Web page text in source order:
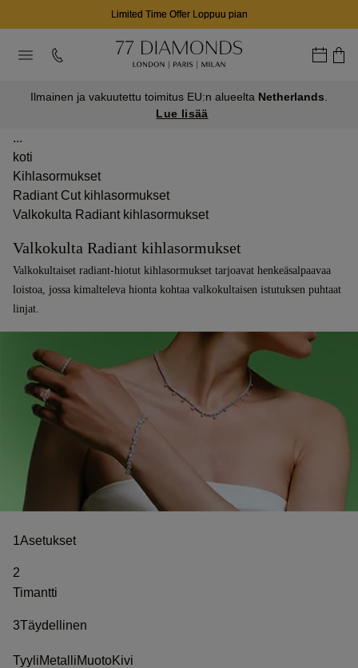
02 D 23 H 10 M
Ilmainen ja vakuutettu toimitus EU:n alueelta Netherlands
Lue lisää
...
koti
Kihlasormukset
Radiant Cut kihlasormukset
Valkokulta Radiant kihlasormukset
Valkokulta Radiant kihlasormukset
Valkokultaiset radiant-hiotut kihlasormukset tarjoavat henkeäsalpaavaa
loistoa, jossa kimalteleva hionta kohtaa valkokultaisen istutuksen puhtaat
linjat.
1Asetukset
2
Timantti
3Täydellinen
TyyliMetalliMuotoKivi